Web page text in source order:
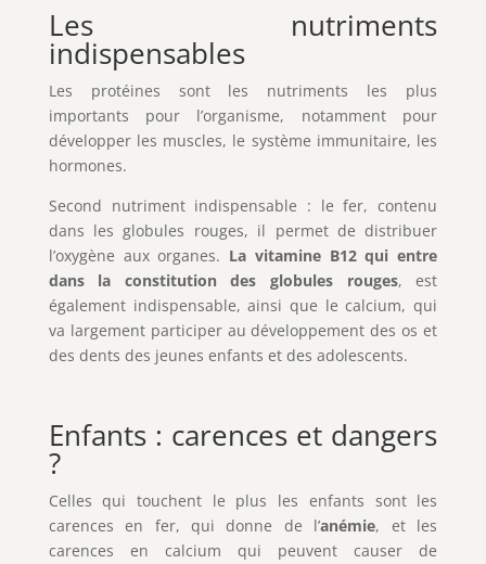
Les nutriments
indispensables
Les protéines sont les nutriments les plus
importants pour l’organisme, notamment pour
développer les muscles, le système immunitaire, les
hormones.
Second nutriment indispensable : le fer, contenu
dans les globules rouges, il permet de distribuer
l’oxygène aux organes. La vitamine B12 qui entre
dans la constitution des globules rouges, est
également indispensable, ainsi que le calcium, qui
va largement participer au développement des os et
des dents des jeunes enfants et des adolescents.
Enfants : carences et dangers
?
Celles qui touchent le plus les enfants sont les
carences en fer, qui donne de l’anémie, et les
carences en calcium qui peuvent causer de